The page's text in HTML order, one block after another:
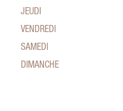
JEUDI
VENDREDI
SAMEDI
DIMANCHE